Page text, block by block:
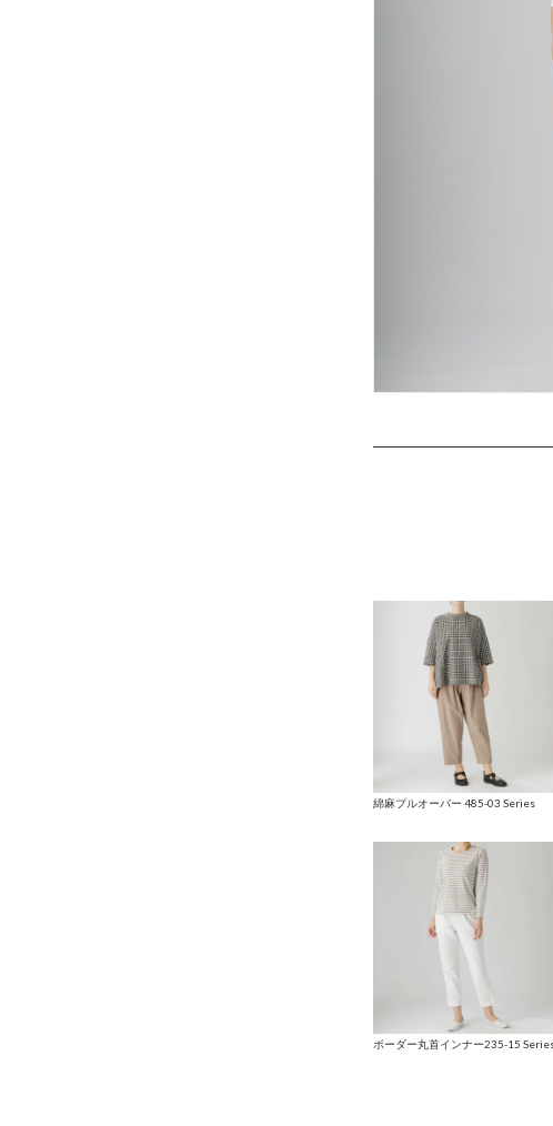
綿麻プルオーバー 485-03 Series
ボーダー丸首インナー235-15